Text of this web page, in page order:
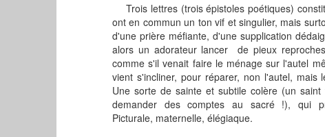
Trois lettres (trois épistoles poétiques)
ont en commun un ton vif et singulier, mais
d'une prière méfiante, d'une supplication
alors un adorateur lancer de pieux
comme s'il venait faire le ménage sur l'autel
vient s'incliner, pour réparer, non l'autel, mais
Une sorte de sainte et subtile colère (un saint
demander des comptes au sacré !), qui
Picturale, maternelle, élégiaque.